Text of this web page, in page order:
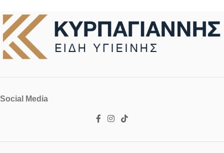
Social Media